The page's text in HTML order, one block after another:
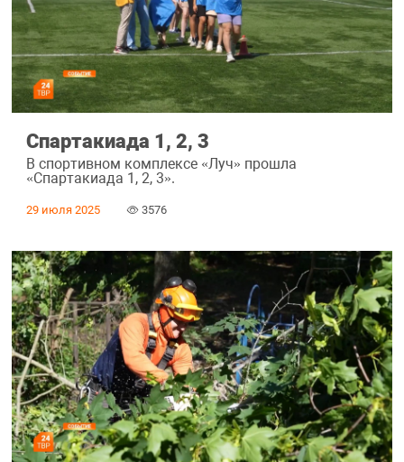
Спартакиада 1, 2, 3
В спортивном комплексе «Луч» прошла
«Спартакиада 1, 2, 3».
29 июля 2025 3576